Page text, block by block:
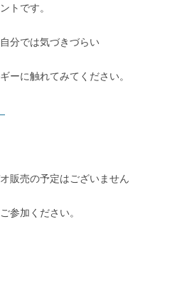
トです。
分では気づきづらい
ーに触れてみてください。
販売の予定はございません
参加ください。